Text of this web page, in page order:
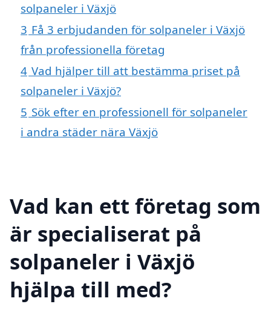
solpaneler i Växjö
3 Få 3 erbjudanden för solpaneler i Växjö
från professionella företag
4 Vad hjälper till att bestämma priset på
solpaneler i Växjö?
5 Sök efter en professionell för solpaneler
i andra städer nära Växjö
Vad kan ett företag som
är specialiserat på
solpaneler i Växjö
hjälpa till med?